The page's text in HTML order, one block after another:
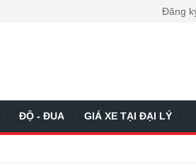
Đăng
ĐỘ - ĐUA GIÁ XE TẠI ĐẠI LÝ